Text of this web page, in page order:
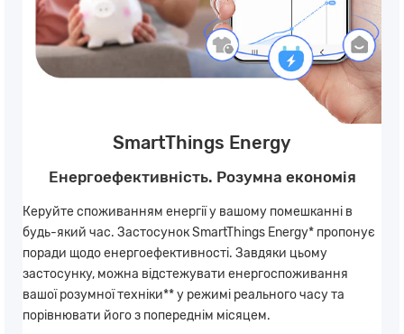
SmartThings Energy
Енергоефективність. Розумна економія
Керуйте споживанням енергії у вашому помешканні в
будь-який час. Застосунок SmartThings Energy* пропонує
поради щодо енергоефективності. Завдяки цьому
застосунку, можна відстежувати енергоспоживання
вашої розумної техніки** у режимі реального часу та
порівнювати його з попереднім місяцем.